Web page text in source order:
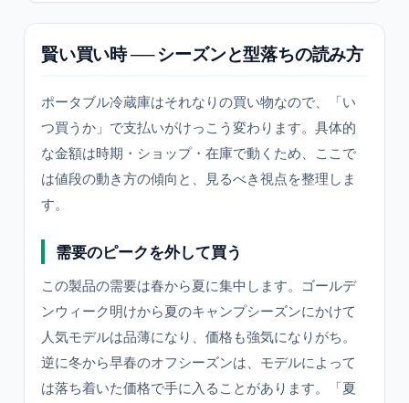
賢い買い時 ── シーズンと型落ちの読み方
ポータブル冷蔵庫はそれなりの買い物なので、「い
つ買うか」で支払いがけっこう変わります。具体的
な金額は時期・ショップ・在庫で動くため、ここで
は値段の動き方の傾向と、見るべき視点を整理しま
す。
需要のピークを外して買う
この製品の需要は春から夏に集中します。ゴールデ
ンウィーク明けから夏のキャンプシーズンにかけて
人気モデルは品薄になり、価格も強気になりがち。
逆に冬から早春のオフシーズンは、モデルによって
は落ち着いた価格で手に入ることがあります。「夏